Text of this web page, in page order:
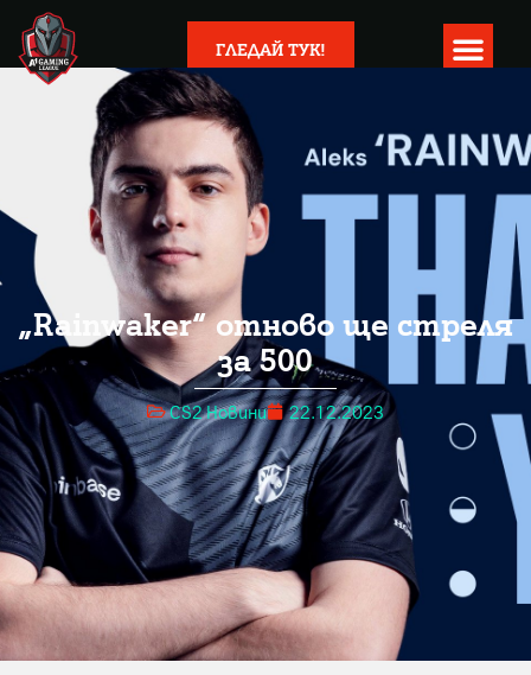
ГЛЕДАЙ ТУК!
„Rainwaker“ отново ще стреля
за 500
CS2 Новини 22.12.2023